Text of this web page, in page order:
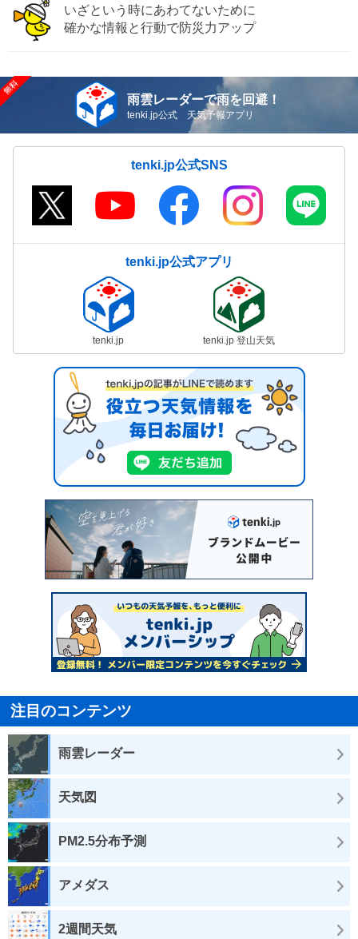
いざという時にあわてないために
確かな情報と行動で防災力アップ
雨雲レーダーで雨を回避！
tenki.jp公式 天気予報アプリ
tenki.jp公式SNS
tenki.jp公式アプリ
tenki.jp tenki.jp 登山天気
注目のコンテンツ
雨雲レーダー
天気図
PM2.5分布予測
アメダス
2週間天気